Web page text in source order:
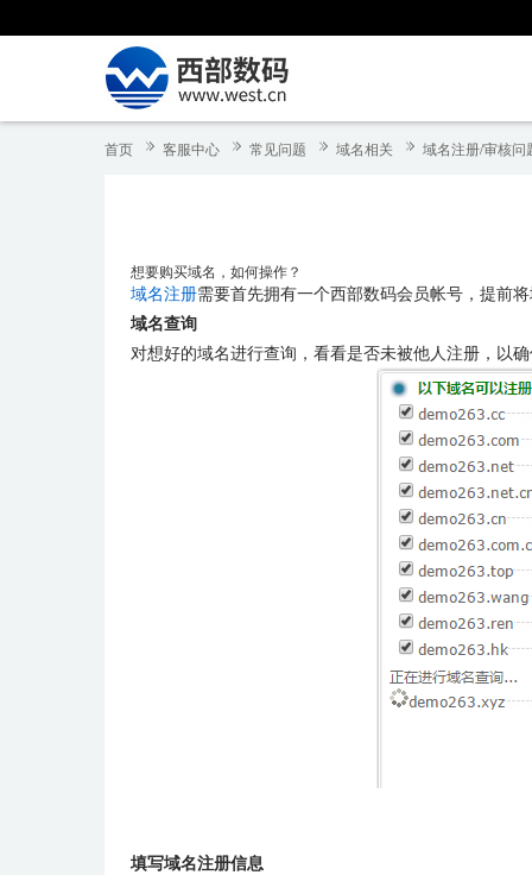
首页 客服中心 常见问题 域名相关 域名注册/审核问
想要购买域名，如何操作？
域名注册需要首先拥有一个西部数码会员帐号，提前
域名查询
对想好的域名进行查询，看看是否未被他人注册，以
填写域名注册信息